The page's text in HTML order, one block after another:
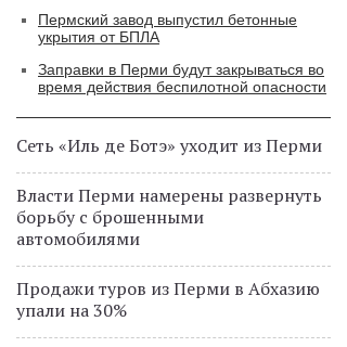
Пермский завод выпустил бетонные
укрытия от БПЛА
Заправки в Перми будут закрываться во
время действия беспилотной опасности
Сеть «Иль де Ботэ» уходит из Перми
Власти Перми намерены развернуть
борьбу с брошенными
автомобилями
Продажи туров из Перми в Абхазию
упали на 30%